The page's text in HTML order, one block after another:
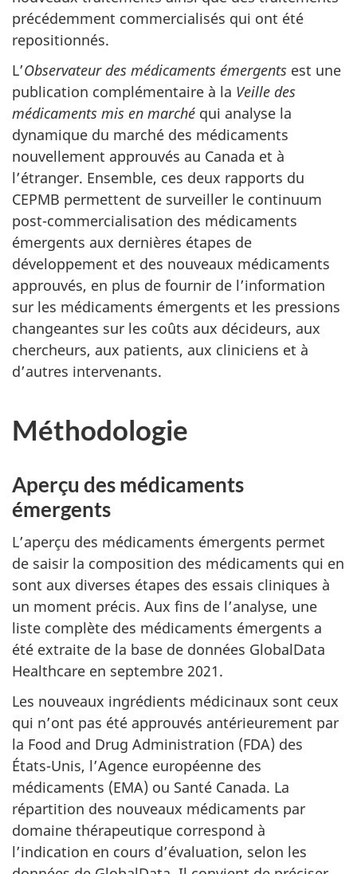
précédemment commercialisés qui ont été
repositionnés.
L’Observateur des médicaments émergents est une
publication complémentaire à la Veille des
médicaments mis en marché qui analyse la
dynamique du marché des médicaments
nouvellement approuvés au Canada et à
l’étranger. Ensemble, ces deux rapports du
CEPMB permettent de surveiller le continuum
post-commercialisation des médicaments
émergents aux dernières étapes de
développement et des nouveaux médicaments
approuvés, en plus de fournir de l’information
sur les médicaments émergents et les pressions
changeantes sur les coûts aux décideurs, aux
chercheurs, aux patients, aux cliniciens et à
d’autres intervenants.
Méthodologie
Aperçu des médicaments
émergents
L’aperçu des médicaments émergents permet
de saisir la composition des médicaments qui en
sont aux diverses étapes des essais cliniques à
un moment précis. Aux fins de l’analyse, une
liste complète des médicaments émergents a
été extraite de la base de données GlobalData
Healthcare en septembre 2021.
Les nouveaux ingrédients médicinaux sont ceux
qui n’ont pas été approuvés antérieurement par
la Food and Drug Administration (FDA) des
États-Unis, l’Agence européenne des
médicaments (EMA) ou Santé Canada. La
répartition des nouveaux médicaments par
domaine thérapeutique correspond à
l’indication en cours d’évaluation, selon les